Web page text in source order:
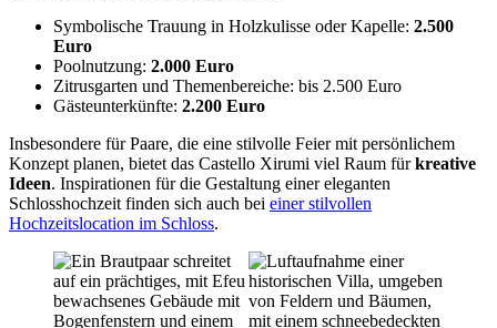
Symbolische Trauung in Holzkulisse oder Kapelle: 2.500
Euro
Poolnutzung: 2.000 Euro
Zitrusgarten und Themenbereiche: bis 2.500 Euro
Gästeunterkünfte: 2.200 Euro
Insbesondere für Paare, die eine stilvolle Feier mit persönlichem
Konzept planen, bietet das Castello Xirumi viel Raum fürkreative
Ideen. Inspirationen für die Gestaltung einer eleganten
Schlosshochzeit finden sich auch bei einer stilvollen
Hochzeitslocation im Schloss.